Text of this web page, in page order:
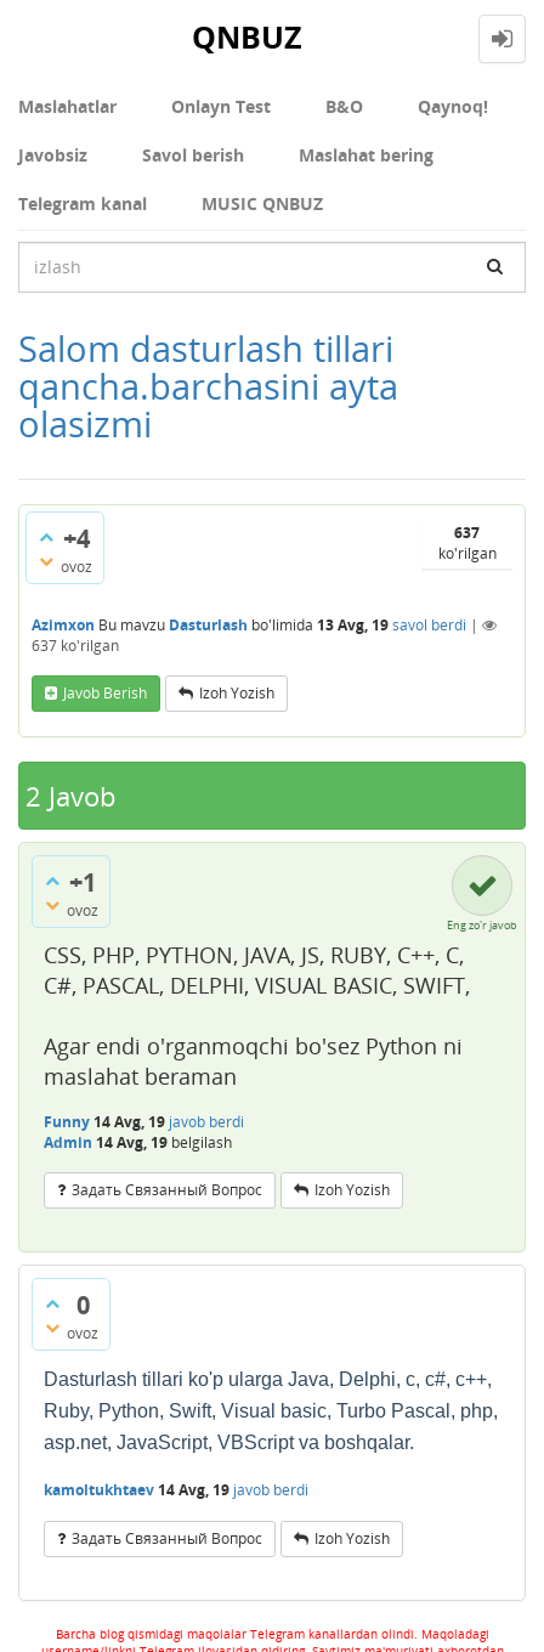
QNBUZ
Maslahatlar Onlayn Test В&О Qaynoq!
Javobsiz Savol berish Maslahat bering
Telegram kanal MUSIC QNBUZ
Salom dasturlash tillari
qancha.barchasini ayta
olasizmi
+4
ovoz
637
ko'rilgan
Azimxon Bu mavzu Dasturlash bo'limida 13 Avg, 19savol berdi |
637 ko'rilgan
Javob Berish Izoh Yozish
2 Javob
+1
ovoz
Eng zo'r javob
CSS, PHP, PYTHON, JAVA, JS, RUBY, C++, C,
C#, PASCAL, DELPHI, VISUAL BASIC, SWIFT,
Agar endi o'rganmoqchi bo'sez Python ni
maslahat beraman
Funny 14 Avg, 19 javob berdi
Admin 14 Avg, 19 belgilash
Задать Связанный Вопрос Izoh Yozish
0
ovoz
Dasturlash tillari ko'p ularga Java, Delphi, c, c#, c++,
Ruby, Python, Swift, Visual basic, Turbo Pascal, php,
asp.net, JavaScript, VBScript va boshqalar.
kamoltukhtaev 14 Avg, 19 javob berdi
Задать Связанный Вопрос Izoh Yozish
Barcha blog qismidagi maqolalar Telegram kanallardan olindi. Maqoladagi